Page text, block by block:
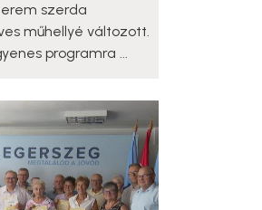
szerda
műhellyé változott.
programra ...